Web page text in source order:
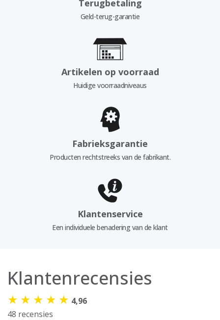
Terugbetaling
Geld-terug-garantie
Artikelen op voorraad
Huidige voorraadniveaus
Fabrieksgarantie
Producten rechtstreeks van de fabrikant.
Klantenservice
Een individuele benadering van de klant
Klantenrecensies
★ ★ ★ ★ ★ 4,96
48 recensies